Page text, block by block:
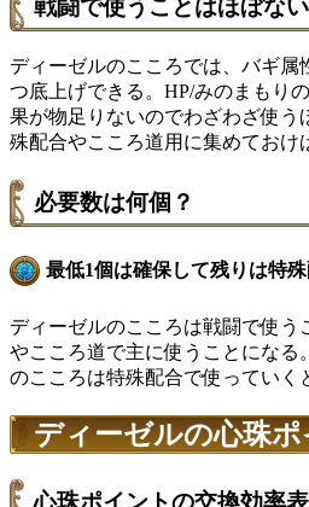
戦闘で使うことはほぼない
ディーゼルのこころでは、バギ属
つ底上げできる。HP/みのまもり
果が物足りないのでわざわざ使う
殊配合やこころ道用に集めておけ
必要数は何個？
最低1個は確保して残りは特
ディーゼルのこころは戦闘で使う
やこころ道で主に使うことになる
のこころは特殊配合で使っていく
ディーゼルの心珠
心珠ポイントの交換効率表